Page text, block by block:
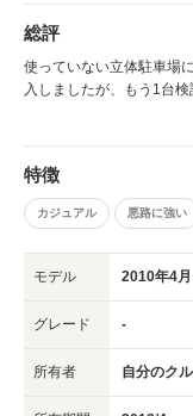
ていたので残念です。 同じBMWのM4という直6ターボのスポーツカーも所
有しているのですが燃費
なので比べてもどうしよ
期待できません。売るこ
思います。 燃費を気にす
おすすめします。
総評
使っていない立体駐車場
入しましたが、もう1台
特徴
カジュアル 悪路に強い
モデル 2010年4
グレード -
所有者 自分のク